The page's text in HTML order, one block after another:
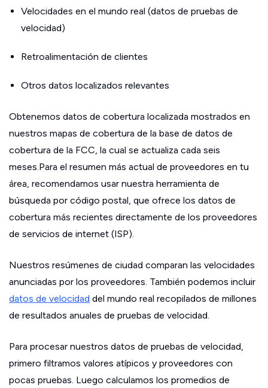
Velocidades en el mundo real (datos de pruebas de
velocidad)
Retroalimentación de clientes
Otros datos localizados relevantes
Obtenemos datos de cobertura localizada mostrados en
nuestros mapas de cobertura de la base de datos de
cobertura de la FCC, la cual se actualiza cada seis
meses.Para el resumen más actual de proveedores en tu
área, recomendamos usar nuestra herramienta de
búsqueda por código postal, que ofrece los datos de
cobertura más recientes directamente de los proveedores
de servicios de internet (ISP).
Nuestros resúmenes de ciudad comparan las velocidades
anunciadas por los proveedores. También podemos incluir
datos de velocidad del mundo real recopilados de millones
de resultados anuales de pruebas de velocidad.
Para procesar nuestros datos de pruebas de velocidad,
primero filtramos valores atípicos y proveedores con
pocas pruebas. Luego calculamos los promedios de